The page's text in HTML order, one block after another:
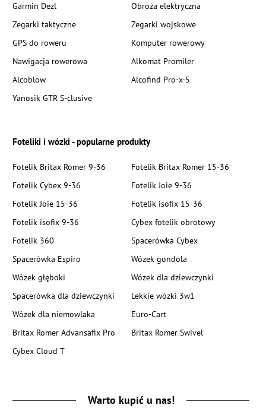
Garmin Dezl
Obroża elektryczna
Zegarki taktyczne
Zegarki wojskowe
GPS do roweru
Komputer rowerowy
Nawigacja rowerowa
Alkomat Promiler
Alcoblow
Alcofind Pro-x-5
Yanosik GTR S-clusive
Foteliki i wózki - popularne produkty
Fotelik Britax Romer 9-36
Fotelik Britax Romer 15-36
Fotelik Cybex 9-36
Fotelik Joie 9-36
Fotelik Joie 15-36
Fotelik isofix 15-36
Fotelik isofix 9-36
Cybex fotelik obrotowy
Fotelik 360
Spacerówka Cybex
Spacerówka Espiro
Wózek gondola
Wózek głęboki
Wózek dla dziewczynki
Spacerówka dla dziewczynki
Lekkie wózki 3w1
Wózek dla niemowlaka
Euro-Cart
Britax Romer Advansafix Pro
Britax Romer Swivel
Cybex Cloud T
Warto kupić u nas!